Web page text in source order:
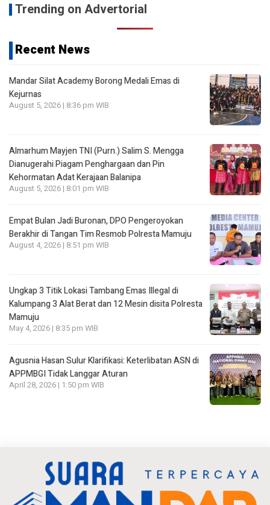
Trending on Advertorial
Recent News
Mandar Silat Academy Borong Medali Emas di
Kejurnas
August 5, 2026 | 8:36 pm WIB
Almarhum Mayjen TNI (Purn.) Salim S. Mengga
Dianugerahi Piagam Penghargaan dan Pin
Kehormatan Adat Kerajaan Balanipa
August 5, 2026 | 8:01 pm WIB
Empat Bulan Jadi Buronan, DPO Pengeroyokan
Berakhir di Tangan Tim Resmob Polresta Mamuju
August 4, 2026 | 8:51 pm WIB
Ungkap 3 Titik Lokasi Tambang Emas Illegal di
Kalumpang 3 Alat Berat dan 12 Mesin disita Polresta
Mamuju
May 4, 2026 | 8:35 pm WIB
Agusnia Hasan Sulur Klarifikasi: Keterlibatan ASN di
APPMBGI Tidak Langgar Aturan
April 28, 2026 | 1:50 pm WIB